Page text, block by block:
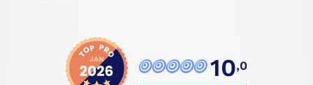
10,0